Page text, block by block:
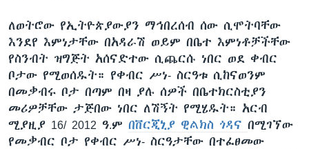
ለወትሮው የኢትዮጵያውያን ማኅበረሰብ ሰው ሲሞትባቸው
እንደየ እምነታቸው በአዳራሽ ወይም በቤተ እምነቶቻችቸው
የስንብት ዝግጅት አሰናድተው ሲጨርሱ ነበር ወደ ቀብር
ቦታው የሚወሰዱት። የቀብር ሥነ- ስርዓቱ ሲከናወንም
በመቃብሩ ቦታ በጣም በዛ ያሉ ሰዎች በቤተክርስቲያን
መሪዎቻቸው ታጅበው ነበር ለሽኝት የሚሄዱት። አርብ
ሚያዚያ 16/ 2012 ዓ.ም በቨርጂኒያ ዊልክስ ጎዳና በሚገኘው
የመቃብር ቦታ የቀብር ሥነ- ስርዓታቸው በተፈፀመው